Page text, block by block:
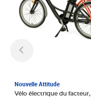
Nouvelle Attitude
Vélo électrique du facteur,